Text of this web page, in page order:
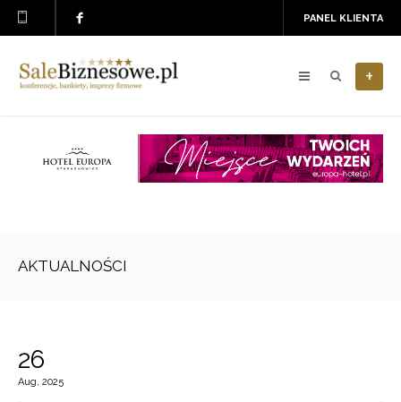
PANEL KLIENTA
+
AKTUALNOŚCI
26
Aug, 2025